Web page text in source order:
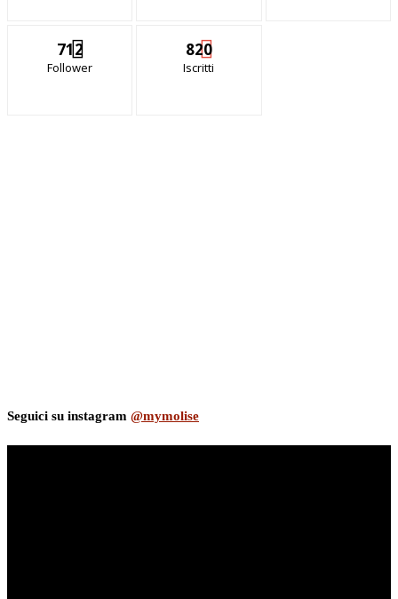
712
Follower
820
Iscritti
Seguici su instagram @mymolise